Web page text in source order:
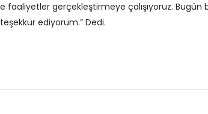
gerçekleştirmeye çalışıyoruz. Bugün
ediyorum.” Dedi.